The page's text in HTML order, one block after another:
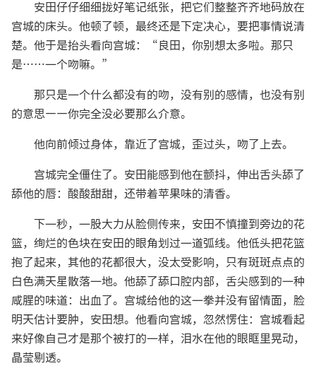
安田仔仔细细拢好笔记纸张，把它们整整齐齐地码放在
宫城的床头。他顿了顿，最终还是下定决心，要把事情说清
楚。他于是抬头看向宫城：“良田，你别想太多啦。那只
是……一个吻嘛。”
那只是一个什么都没有的吻，没有别的感情，也没有别
的意思——你完全没必要那么介意。
他向前倾过身体，靠近了宫城，歪过头，吻了上去。
宫城完全僵住了。安田能感到他在颤抖，伸出舌头舔了
舔他的唇：酸酸甜甜，还带着苹果味的清香。
下一秒，一股大力从脸侧传来，安田不慎撞到旁边的花
篮，绚烂的色块在安田的眼角划过一道弧线。他低头把花篮
抱了起来，其他的花都很大，没太受影响，只有斑斑点点的
白色满天星散落一地。他舔了舔口腔内部，舌尖感到的一种
咸腥的味道：出血了。宫城给他的这一拳并没有留情面，脸
明天估计要肿，安田想。他看向宫城，忽然愣住：宫城看起
来好像自己才是那个被打的一样，泪水在他的眼眶里晃动，
晶莹剔透。